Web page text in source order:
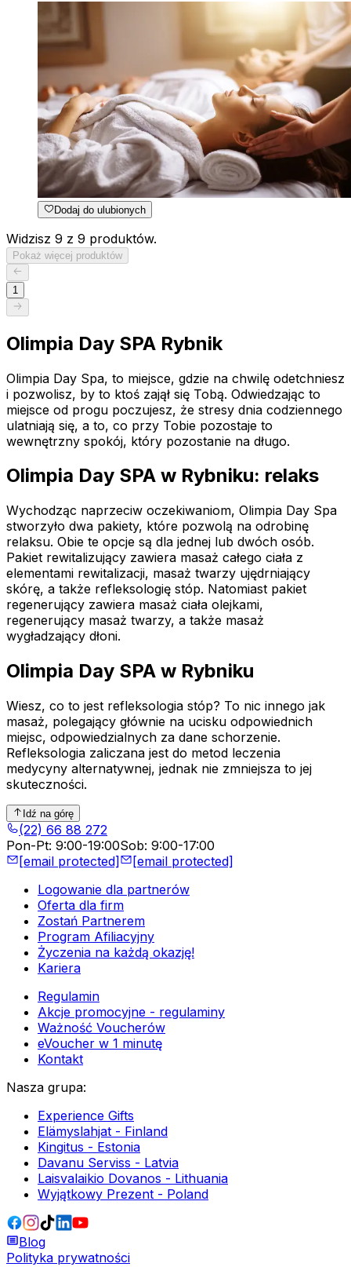
Dodaj do ulubionych
Widzisz 9 z 9 produktów.
Pokaż więcej produktów
1
Olimpia Day SPA Rybnik
Olimpia Day Spa, to miejsce, gdzie na chwilę odetchniesz
i pozwolisz, by to ktoś zajął się Tobą. Odwiedzając to
miejsce od progu poczujesz, że stresy dnia codziennego
ulatniają się, a to, co przy Tobie pozostaje to
wewnętrzny spokój, który pozostanie na długo.
Olimpia Day SPA w Rybniku: relaks
Wychodząc naprzeciw oczekiwaniom, Olimpia Day Spa
stworzyło dwa pakiety, które pozwolą na odrobinę
relaksu. Obie te opcje są dla jednej lub dwóch osób.
Pakiet rewitalizujący zawiera masaż całego ciała z
elementami rewitalizacji, masaż twarzy ujędrniający
skórę, a także refleksologię stóp. Natomiast pakiet
regenerujący zawiera masaż ciała olejkami,
regenerujący masaż twarzy, a także masaż
wygładzający dłoni.
Olimpia Day SPA w Rybniku
Wiesz, co to jest refleksologia stóp? To nic innego jak
masaż, polegający głównie na ucisku odpowiednich
miejsc, odpowiedzialnych za dane schorzenie.
Refleksologia zaliczana jest do metod leczenia
medycyny alternatywnej, jednak nie zmniejsza to jej
skuteczności.
Idź na górę
(22) 66 88 272
Pon-Pt: 9:00-19:00Sob: 9:00-17:00
[email protected]
[email protected]
Logowanie dla partnerów
Oferta dla firm
Zostań Partnerem
Program Afiliacyjny
Życzenia na każdą okazję!
Kariera
Regulamin
Akcje promocyjne - regulaminy
Ważność Voucherów
eVoucher w 1 minutę
Kontakt
Nasza grupa:
Experience Gifts
Elämyslahjat - Finland
Kingitus - Estonia
Davanu Serviss - Latvia
Laisvalaikio Dovanos - Lithuania
Wyjątkowy Prezent - Poland
Blog
Polityka prywatności